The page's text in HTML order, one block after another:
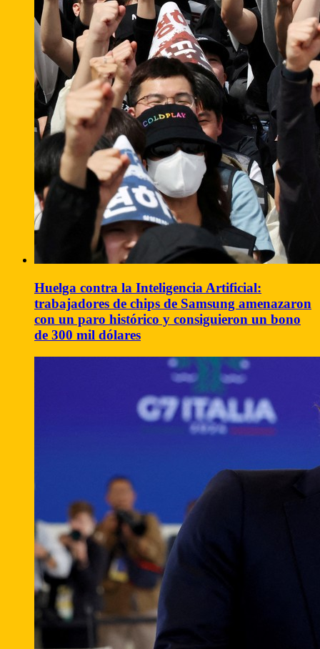
Huelga contra la Inteligencia Artificial:
trabajadores de chips de Samsung amenazaron
con un paro histórico y consiguieron un bono
de 300 mil dólares